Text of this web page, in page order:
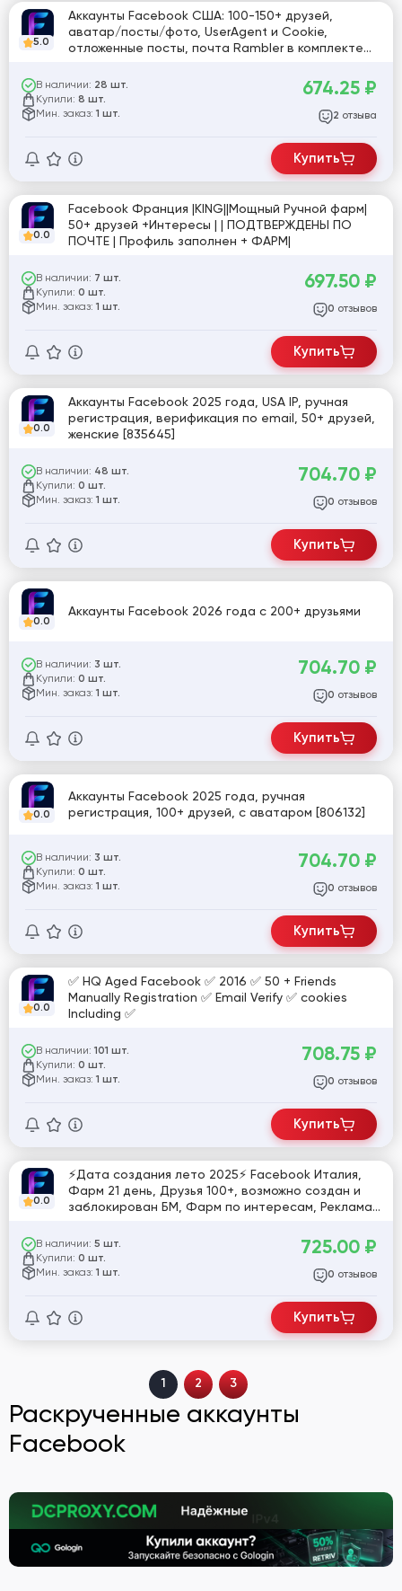
5.0
Аккаунты Facebook США: 100-150+ друзей,
аватар/посты/фото, UserAgent и Cookie,
отложенные посты, почта Rambler в комплекте
В наличии: 28 шт.
Купили: 8 шт.
Мин. заказ: 1 шт.
674.25 ₽
2 отзыва
Купить
0.0
Facebook Франция |KING||Мощный Ручной фарм|
50+ друзей +Интересы | | ПОДТВЕРЖДЕНЫ ПО
ПОЧТЕ | Профиль заполнен + ФАРМ|
В наличии: 7 шт.
Купили: 0 шт.
Мин. заказ: 1 шт.
697.50 ₽
0 отзывов
Купить
0.0
Аккаунты Facebook 2025 года, USA IP, ручная
регистрация, верификация по email, 50+ друзей,
женские [835645]
В наличии: 48 шт.
Купили: 0 шт.
Мин. заказ: 1 шт.
704.70 ₽
0 отзывов
Купить
0.0
Аккаунты Facebook 2026 года с 200+ друзьями
В наличии: 3 шт.
Купили: 0 шт.
Мин. заказ: 1 шт.
704.70 ₽
0 отзывов
Купить
0.0
Аккаунты Facebook 2025 года, ручная
регистрация, 100+ друзей, с аватаром [806132]
В наличии: 3 шт.
Купили: 0 шт.
Мин. заказ: 1 шт.
704.70 ₽
0 отзывов
Купить
0.0
✅ HQ Aged Facebook ✅ 2016 ✅ 50 + Friends
Manually Registration ✅ Email Verify ✅ cookies
Including ✅
В наличии: 101 шт.
Купили: 0 шт.
Мин. заказ: 1 шт.
708.75 ₽
0 отзывов
Купить
0.0
⚡️Дата создания лето 2025⚡️ Facebook Италия,
Фарм 21 день, Друзья 100+, возможно создан и
заблокирован БМ, Фарм по интересам, Реклама
В наличии: 5 шт.
Купили: 0 шт.
Мин. заказ: 1 шт.
725.00 ₽
0 отзывов
Купить
1 2 3
Раскрученные аккаунты
Facebook